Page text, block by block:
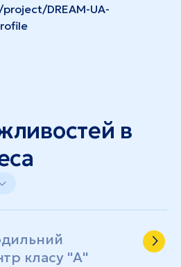
DREAM-UA-
в
класу "А"